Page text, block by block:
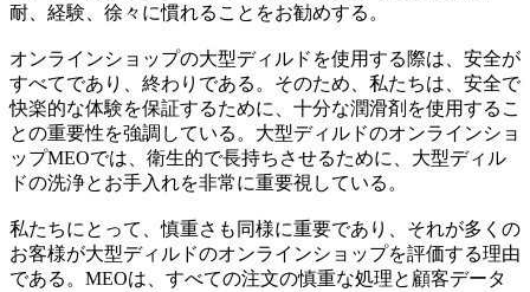
耐、経験、徐々に慣れることをお勧めする。
オンラインショップの大型ディルドを使用する際は、安全が
すべてであり、終わりである。そのため、私たちは、安全で
快楽的な体験を保証するために、十分な潤滑剤を使用するこ
との重要性を強調している。大型ディルドのオンラインショ
ップMEOでは、衛生的で長持ちさせるために、大型ディル
ドの洗浄とお手入れを非常に重要視している。
私たちにとって、慎重さも同様に重要であり、それが多くの
お客様が大型ディルドのオンラインショップを評価する理由
である。MEOは、すべての注文の慎重な処理と顧客データ